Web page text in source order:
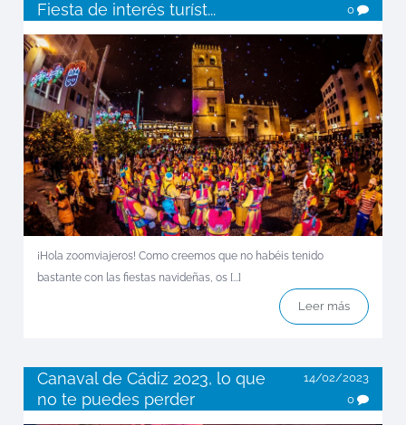
Fiesta de interés turíst...
0
¡Hola zoomviajeros! Como creemos que no habéis tenido
bastante con las fiestas navideñas, os [...]
Leer más
Canaval de Cádiz 2023, lo que
no te puedes perder
14/02/2023
0